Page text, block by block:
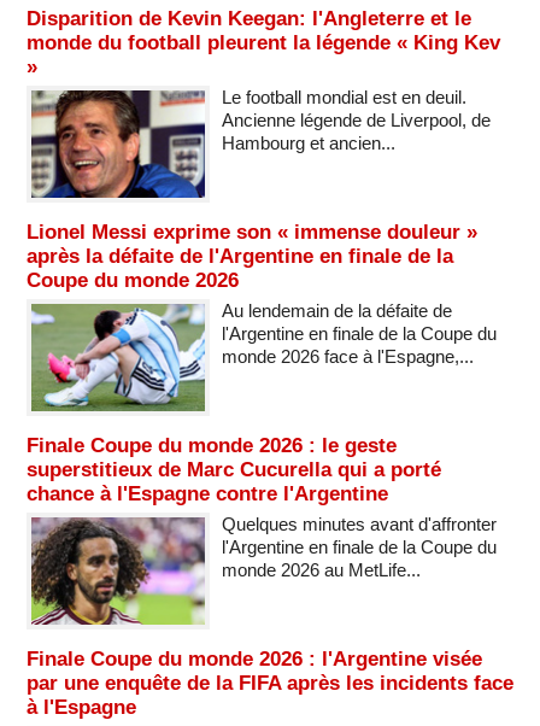
Disparition de Kevin Keegan: l'Angleterre et le
monde du football pleurent la légende « King Kev
»
Le football mondial est en deuil.
Ancienne légende de Liverpool, de
Hambourg et ancien...
Lionel Messi exprime son « immense douleur »
après la défaite de l'Argentine en finale de la
Coupe du monde 2026
Au lendemain de la défaite de
l'Argentine en finale de la Coupe du
monde 2026 face à l'Espagne,...
Finale Coupe du monde 2026 : le geste
superstitieux de Marc Cucurella qui a porté
chance à l'Espagne contre l'Argentine
Quelques minutes avant d'affronter
l'Argentine en finale de la Coupe du
monde 2026 au MetLife...
Finale Coupe du monde 2026 : l'Argentine visée
par une enquête de la FIFA après les incidents face
à l'Espagne